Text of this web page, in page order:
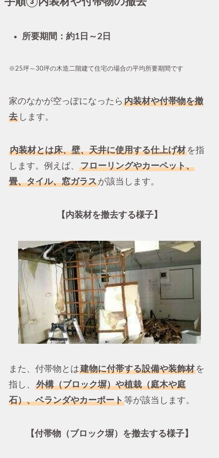
所要期間：約1日～2日
※25坪～30坪の木造二階建て住宅の場合の平均所要期間です
家のなかが空っぽになったら 内装材や付帯物を撤
去します。
内装材とは床、壁、天井に使用する仕上げ材を指
します。例えば、
フローリングやカーペット、
畳、タイル、窓ガラスが該当します。
【内装材を撤去する様子】
また、付帯物とは建物に付帯する設備や装飾材を
指し、
外構（ブロック塀）や植栽（庭木や庭
石）、ベランダやカーポート等が該当します。
【付帯物（ブロック塀）を撤去する様子】